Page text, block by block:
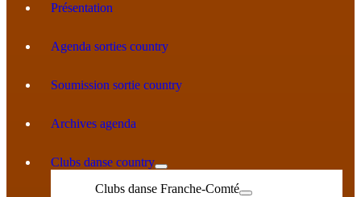
Présentation
Agenda sorties country
Soumission sortie country
Archives agenda
Clubs danse country
Clubs danse Franche-Comté